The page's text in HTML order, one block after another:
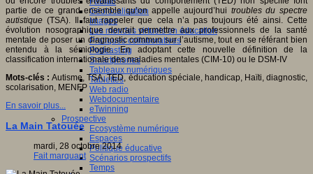
Géolocalisation
Images
Les mondes virtuels en éducation
Pratiques collaboratives
Podcasting
Smartphones
Tableaux numériques
Tablettes
Web radio
Webdocumentaire
eTwinning
Prospective
Ecosystème numérique
Espaces
Politique éducative
Scénarios prospectifs
Temps
partie de ce grand ensemble qu’on appelle aujourd’hui troubles du spectre
autistique(TSA). Il faut rappeler que cela n’a pas toujours été ainsi. Cette
évolution nosographique devrait permettre aux professionnels de la santé
mentale de poser un diagnostic commun sur l’autisme, tout en se référant bien
entendu à la sémiologie. En adoptant cette nouvelle définition de la
classification internationale des maladies mentales (CIM-10) ou le DSM-IV
Mots-clés :Autisme, TSA, TED, éducation spéciale, handicap, Haïti, diagnostic,
scolarisation, MENFP
En savoir plus...
La Main Tatouée
mardi, 28 octobre 2014
Fait marquant